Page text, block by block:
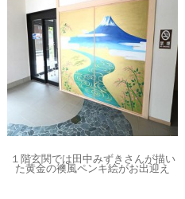
１階玄関では田中みずきさんが描い
た黄金の襖風ペンキ絵がお出迎え